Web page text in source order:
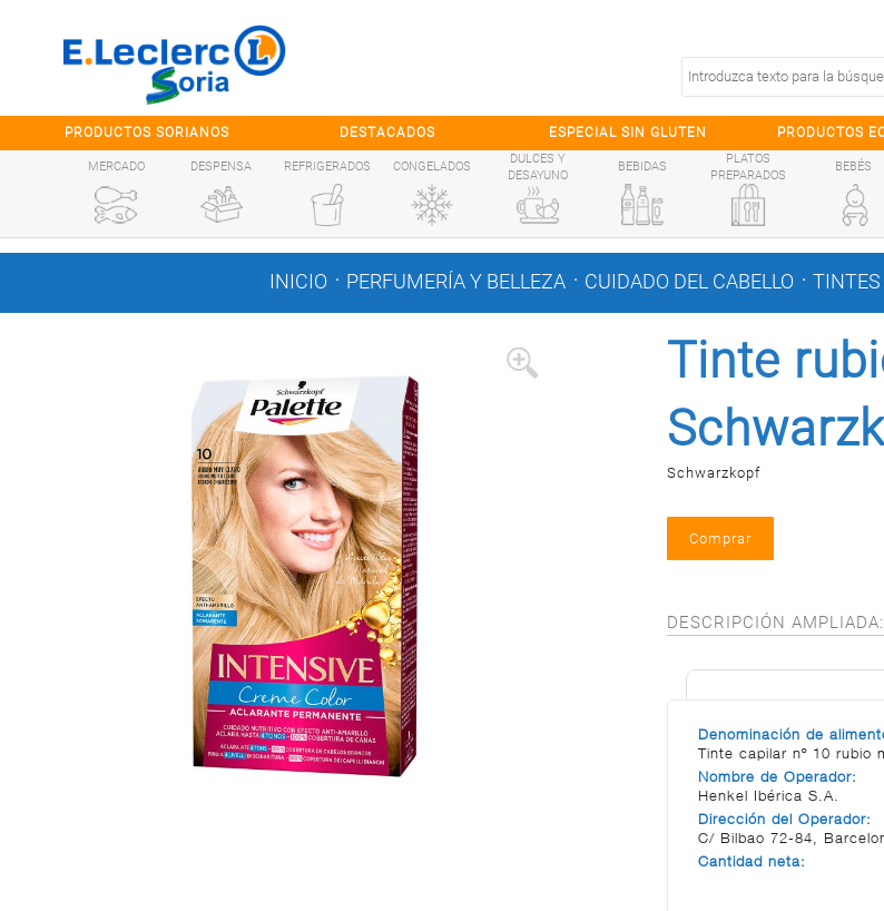
PRODUCTOS SORIANOS DESTACADOS ESPECIAL SIN GLUTEN PRODUCTOS
MERCADO DESPENSA REFRIGERADOS CONGELADOS
DULCES Y
DESAYUNO
BEBIDAS
PLATOS
PREPARADOS
BEBÉS
INICIO . PERFUMERÍA Y BELLEZA . CUIDADO DEL CABELLO . TINTES
Tinte
Schwarzkopf
DESCRIPCIÓN AMPLIADA:
Denominación de
Tinte capilar nº 10 rubio
Nombre de Operador:
Henkel Ibérica S.A.
Dirección del Operador:
C/ Bilbao 72-84,
Cantidad neta: